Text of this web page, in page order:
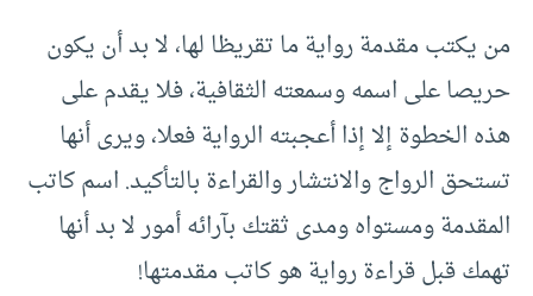
من يكتب مقدمة رواية ما تقريظا لها، لا بد أن يكون
حريصا على اسمه وسمعته الثقافية، فلا يقدم على
هذه الخطوة إلا إذا أعجبته الرواية فعلا، ويرى أنها
تستحق الرواج والانتشار والقراءة بالتأكيد. اسم كاتب
المقدمة ومستواه ومدى ثقتك بآرائه أمور لا بد أنها
تهمك قبل قراءة رواية هو كاتب مقدمتها!